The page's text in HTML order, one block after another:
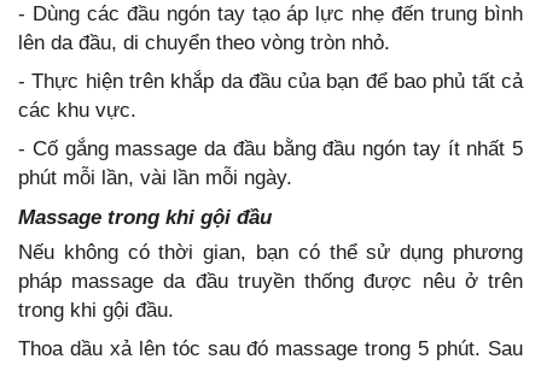
Massage trong khi gội đầu
pháp massage da đầu truyền thống được nêu ở trên